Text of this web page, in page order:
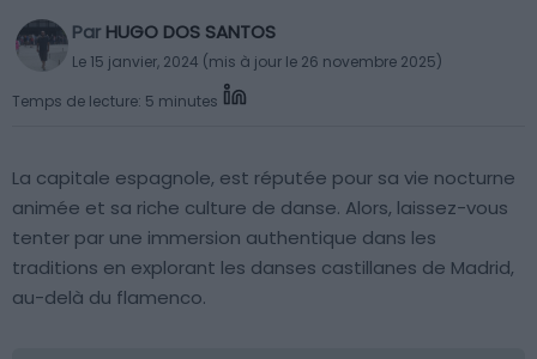
Par HUGO DOS SANTOS
Le 15 janvier, 2024 (mis à jour le 26 novembre 2025)
Temps de lecture: 5 minutes
La capitale espagnole, est réputée pour sa vie nocturne
animée et sa riche culture de danse. Alors, laissez-vous
tenter par une immersion authentique dans les
traditions en explorant les danses castillanes de Madrid,
au-delà du flamenco.